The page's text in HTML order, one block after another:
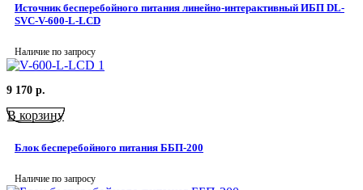
Источник бесперебойного питания линейно-интерактивный ИБП DL-
SVC-V-600-L-LCD
Наличие по запросу
9 170 р.
В корзину
Блок бесперебойного питания ББП-200
Наличие по запросу